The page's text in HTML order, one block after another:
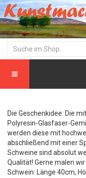
Die Geschenkidee: Die
Polyresin-Glasfaser-
werden diese mit
abschließend mit einer
Schweine sind absolut
Qualität! Gerne malen
Schwein: Länge 40cm,